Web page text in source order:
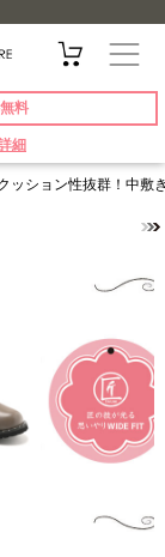
料
細
ッション性抜群！中敷